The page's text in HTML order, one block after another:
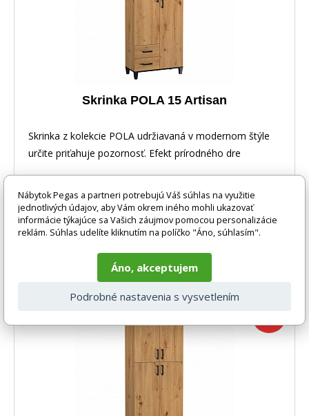
Skrinka POLA 15 Artisan
Skrinka z kolekcie POLA udržiavaná v modernom štýle
určite priťahuje pozornosť. Efekt prírodného dre
Nábytok Pegas a partneri potrebujú Váš súhlas na využitie
jednotlivých údajov, aby Vám okrem iného mohli ukazovať
informácie týkajúce sa Vašich záujmov pomocou personalizácie
reklám. Súhlas udelíte kliknutím na políčko "Áno, súhlasím".
Áno, akceptujem
Podrobné nastavenia s vysvetlením